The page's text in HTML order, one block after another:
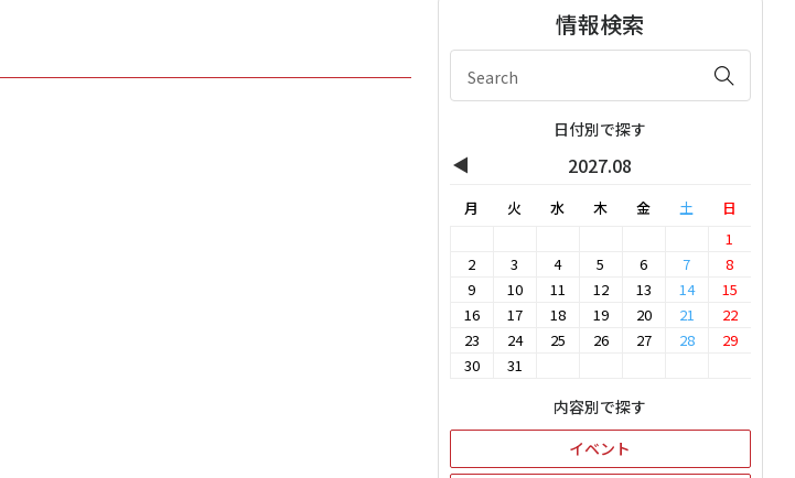
情報検索
日付別で探す
◀ 2027.08
月 火 水 木 金 土
日
1
2
3 4 5 6 7
8
9
10 11 12 13 14
15
16
17 18 19 20 21
22
23
24 25 26 27 28
29
30
31
内容別で探す
イベント